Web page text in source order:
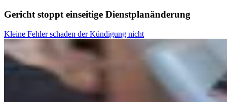
Gericht stoppt einseitige Dienstplanänderung
Kleine Fehler schaden der Kündigung nicht